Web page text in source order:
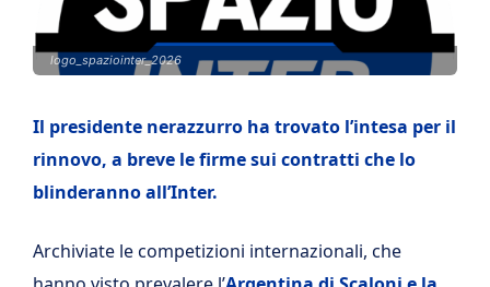
logo_spaziointer_2026
Il presidente nerazzurro ha trovato l’intesa per il
rinnovo, a breve le firme sui contratti che lo
blinderanno all’Inter.
Archiviate le competizioni internazionali, che